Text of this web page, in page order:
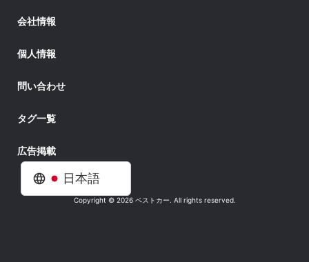
日本語
会社情報
個人情報
問い合わせ
タグ一覧
広告掲載
Copyright © 2026 ベストカー. All rights reserved.